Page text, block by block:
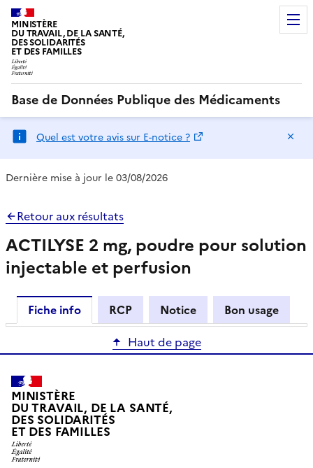
MINISTÈRE
DU TRAVAIL, DE LA SANTÉ,
DES SOLIDARITÉS
ET DES FAMILLES
Base de Données Publique des Médicaments
Quel est votre avis sur E-notice ?
Dernière mise à jour le 03/08/2026
Retour aux résultats
ACTILYSE 2 mg, poudre pour solution
injectable et perfusion
Fiche info RCP Notice
Bon usage
Haut de page
MINISTÈRE
DU TRAVAIL, DE LA SANTÉ,
DES SOLIDARITÉS
ET DES FAMILLES